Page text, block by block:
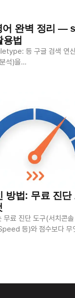
어 완벽 정리 —
용법
등 구글 검색 연
석)을…
방법: 무료 진단
무료 진단 도구(서치콘솔
등)와 점수보다 무